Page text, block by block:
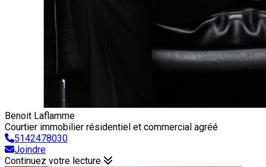
Benoit Laflamme
Courtier immobilier résidentiel et commercial agréé
5142478030
Joindre
Continuez votre lecture